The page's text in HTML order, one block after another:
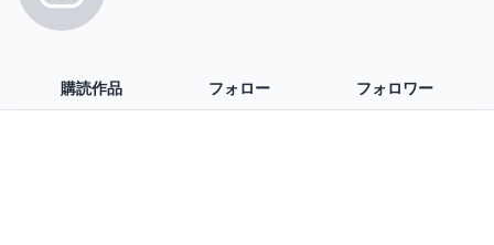
購読作品 フォロー フォロワー